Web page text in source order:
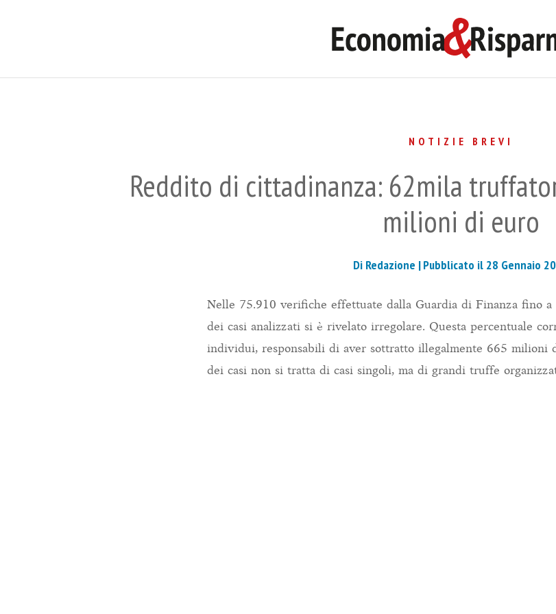
NOTIZIE BREVI
Reddito di cittadinanza: 62mila
milioni di euro
Di Redazione |Pubblicato il 28 Gennaio
Nelle 75.910 verifiche effettuate dalla Guardia di Finanza fino a
dei casi analizzati si è rivelato irregolare. Questa percentuale
individui, responsabili di aver sottratto illegalmente 665 milioni
dei casi non si tratta di casi singoli, ma di grandi truffe